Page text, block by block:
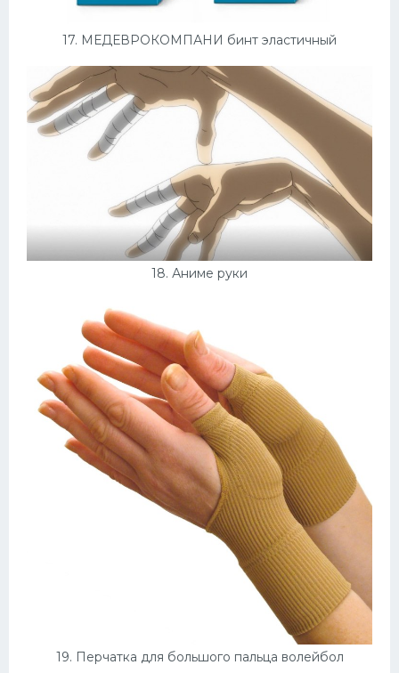
17. МЕДЕВРОКОМПАНИ бинт эластичный
18. Аниме руки
19. Перчатка для большого пальца волейбол